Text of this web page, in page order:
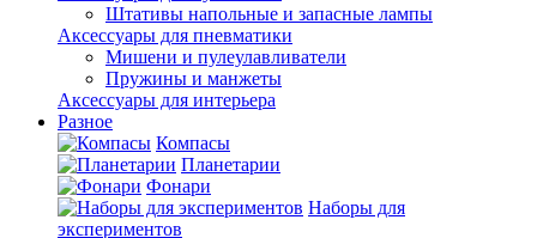
Штативы напольные и запасные лампы
Аксессуары для пневматики
Мишени и пулеулавливатели
Пружины и манжеты
Аксессуары для интерьера
Разное
Компасы
Планетарии
Фонари
Наборы для
экспериментов